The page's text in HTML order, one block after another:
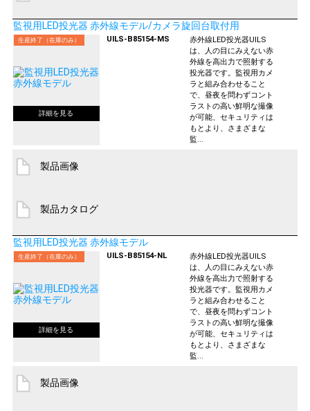
監視用LED投光器 赤外線モデル/カメラ旋回台取付用
生産終了（在庫のみ） UILS-B85154-MS
赤外線LED投光器UILS
は、人の目にみえない赤
外線を高出力で照射する
投光器です。監視用カメ
ラと組み合わせること
で、昼夜を問わずコント
ラストの高い鮮明な撮像
が可能、セキュリティは
もとより、さまざまな
監...
製品画像
製品カタログ
監視用LED投光器 赤外線モデル
生産終了（在庫のみ） UILS-B85154-NL
赤外線LED投光器UILS
は、人の目にみえない赤
外線を高出力で照射する
投光器です。監視用カメ
ラと組み合わせること
で、昼夜を問わずコント
ラストの高い鮮明な撮像
が可能、セキュリティは
もとより、さまざまな
監...
製品画像